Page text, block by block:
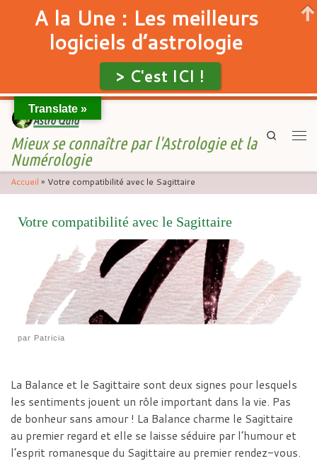
Skip to content
Mieux se connaître par l'Astrologie et la
Numérologie
Search
Accueil » Votre compatibilité avec le Sagittaire
Votre compatibilité avec le Sagittaire
par Patricia
La Balance et le Sagittaire sont deux signes pour lesquels
les sentiments jouent un rôle important dans la vie. Pas
de bonheur sans amour ! La Balance charme le Sagittaire
au premier regard et elle se laisse séduire par l’humour et
l’esprit romanesque du Sagittaire au premier rendez-vous.
Translate »
A la Une : Les meilleurs
logiciels d’astrologie
> C'est ICI !